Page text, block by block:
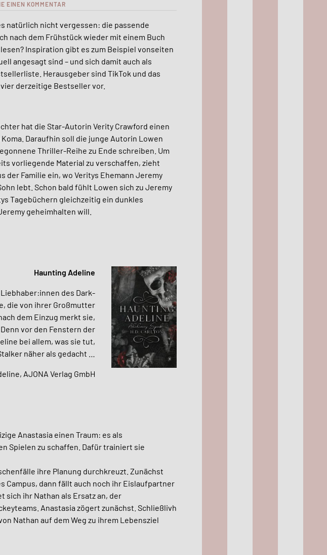
EINEN KOMMENTAR
natürlich nicht vergessen: die passende
nach dem Frühstück wieder mit einem Buch
Inspiration gibt es zum Beispiel vonseiten
angesagt sind – und sich damit auch als
Herausgeber sind TikTok und das
derzeitige Bestseller vor.
hat die Star-Autorin Verity Crawford einen
Daraufhin soll die junge Autorin Lowen
Thriller-Reihe zu Ende schreiben. Um
vorliegende Material zu verschaffen, zieht
der Familie ein, wo Veritys Ehemann Jeremy
lebt. Schon bald fühlt Lowen sich zu Jeremy
Tagebüchern gleichzeitig ein dunkles
geheimhalten will.
Haunting Adeline
des Dark-
die von ihrer Großmutter
dem Einzug merkt sie,
vor den Fenstern der
bei allem, was sie tut,
näher als gedacht …
AJONA Verlag GmbH
Anastasia einen Traum: es als
Spielen zu schaffen. Dafür trainiert sie
ihre Planung durchkreuzt. Zunächst
Campus, dann fällt auch noch ihr Eislaufpartner
sich ihr Nathan als Ersatz an, der
Anastasia zögert zunächst. Schließlivh
Nathan auf dem Weg zu ihrem Lebensziel